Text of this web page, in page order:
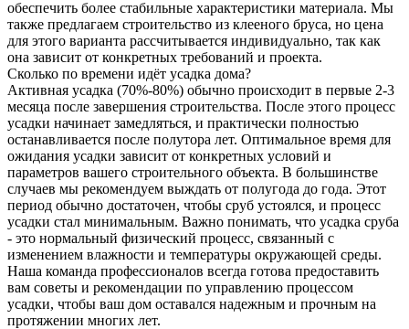
обеспечить более стабильные характеристики материала. Мы
также предлагаем строительство из клееного бруса, но цена
для этого варианта рассчитывается индивидуально, так как
она зависит от конкретных требований и проекта.
Сколько по времени идёт усадка дома?
Активная усадка (70%-80%) обычно происходит в первые 2-3
месяца после завершения строительства. После этого процесс
усадки начинает замедляться, и практически полностью
останавливается после полутора лет. Оптимальное время для
ожидания усадки зависит от конкретных условий и
параметров вашего строительного объекта. В большинстве
случаев мы рекомендуем выждать от полугода до года. Этот
период обычно достаточен, чтобы сруб устоялся, и процесс
усадки стал минимальным. Важно понимать, что усадка сруба
- это нормальный физический процесс, связанный с
изменением влажности и температуры окружающей среды.
Наша команда профессионалов всегда готова предоставить
вам советы и рекомендации по управлению процессом
усадки, чтобы ваш дом оставался надежным и прочным на
протяжении многих лет.